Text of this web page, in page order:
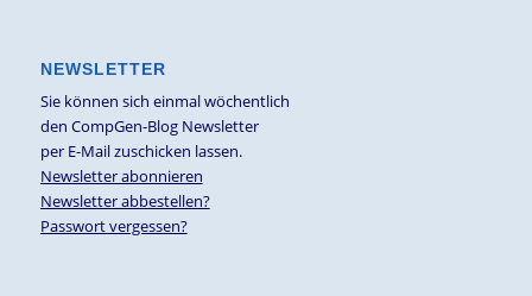
NEWSLETTER
Sie können sich einmal wöchentlich
den CompGen-Blog Newsletter
per E-Mail zuschicken lassen.
Newsletter abonnieren
Newsletter abbestellen?
Passwort vergessen?